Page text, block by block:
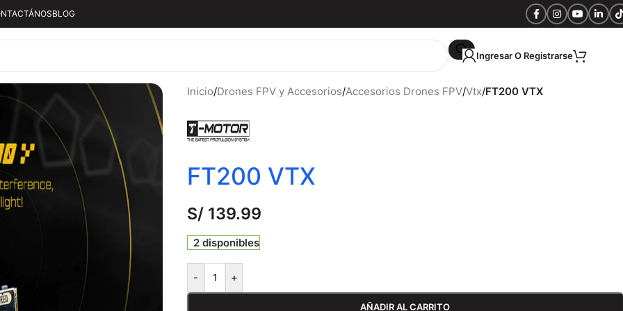
BLOG
Ingresar O Registrarse
Inicio/Drones FPV y Accesorios/Accesorios Drones FPV/Vtx/FT200 VTX
FT200 VTX
S/ 139.99
2 disponibles
- +
AÑADIR AL CARRITO